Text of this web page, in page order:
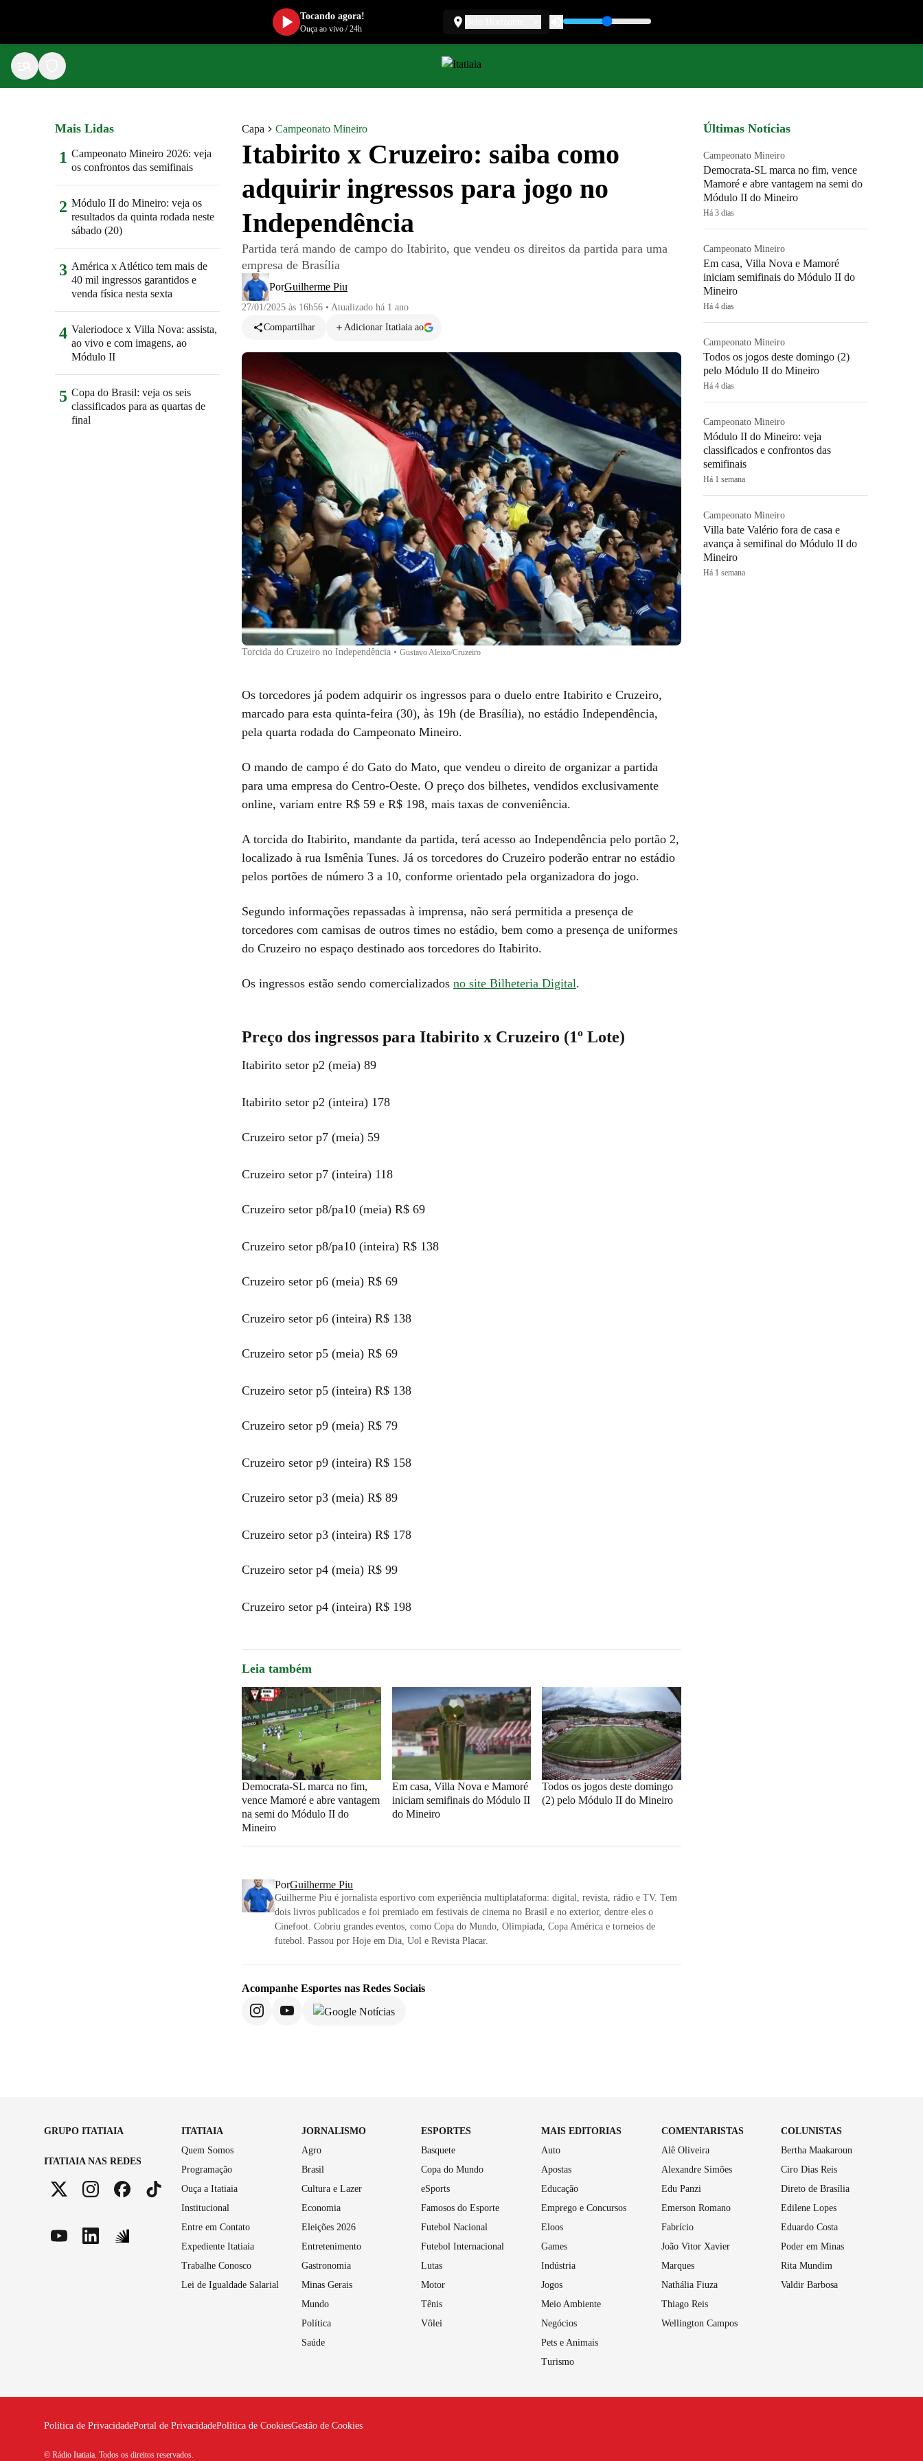
Capa Campeonato Mineiro
Itabirito x Cruzeiro: saiba como
adquirir ingressos para jogo no
Independência
Partida terá mando de campo do Itabirito, que vendeu os direitos da partida para uma
empresa de Brasília
PorGuilherme Piu
27/01/2025 às 16h56 • Atualizado há 1 ano
Compartilhar
Adicionar Itatiaia ao
Torcida do Cruzeiro no Independência • Gustavo Aleixo/Cruzeiro
Os torcedores já podem adquirir os ingressos para o duelo entre Itabirito e Cruzeiro,
marcado para esta quinta-feira (30), às 19h (de Brasília), no estádio Independência,
pela quarta rodada do Campeonato Mineiro.
O mando de campo é do Gato do Mato, que vendeu o direito de organizar a partida
para uma empresa do Centro-Oeste. O preço dos bilhetes, vendidos exclusivamente
online, variam entre R$ 59 e R$ 198, mais taxas de conveniência.
A torcida do Itabirito, mandante da partida, terá acesso ao Independência pelo portão 2,
localizado à rua Ismênia Tunes. Já os torcedores do Cruzeiro poderão entrar no estádio
pelos portões de número 3 a 10, conforme orientado pela organizadora do jogo.
Segundo informações repassadas à imprensa, não será permitida a presença de
torcedores com camisas de outros times no estádio, bem como a presença de uniformes
do Cruzeiro no espaço destinado aos torcedores do Itabirito.
Os ingressos estão sendo comercializados no site Bilheteria Digital.
Preço dos ingressos para Itabirito x Cruzeiro (1º Lote)
Itabirito setor p2 (meia) 89
Itabirito setor p2 (inteira) 178
Cruzeiro setor p7 (meia) 59
Cruzeiro setor p7 (inteira) 118
Cruzeiro setor p8/pa10 (meia) R$ 69
Cruzeiro setor p8/pa10 (inteira) R$ 138
Cruzeiro setor p6 (meia) R$ 69
Cruzeiro setor p6 (inteira) R$ 138
Cruzeiro setor p5 (meia) R$ 69
Cruzeiro setor p5 (inteira) R$ 138
Cruzeiro setor p9 (meia) R$ 79
Cruzeiro setor p9 (inteira) R$ 158
Cruzeiro setor p3 (meia) R$ 89
Cruzeiro setor p3 (inteira) R$ 178
Cruzeiro setor p4 (meia) R$ 99
Cruzeiro setor p4 (inteira) R$ 198
Leia também
Democrata-SL marca no fim,
vence Mamoré e abre vantagem
na semi do Módulo II do
Mineiro
Em casa, Villa Nova e Mamoré
iniciam semifinais do Módulo II
do Mineiro
Todos os jogos deste domingo
(2) pelo Módulo II do Mineiro
PorGuilherme Piu
Guilherme Piu é jornalista esportivo com experiência multiplataforma: digital, revista, rádio e TV. Tem
dois livros publicados e foi premiado em festivais de cinema no Brasil e no exterior, dentre eles o
Cinefoot. Cobriu grandes eventos, como Copa do Mundo, Olimpíada, Copa América e torneios de
futebol. Passou por Hoje em Dia, Uol e Revista Placar.
Acompanhe Esportes nas Redes Sociais
Mais Lidas
1 Campeonato Mineiro 2026: veja
os confrontos das semifinais
2 Módulo II do Mineiro: veja os
resultados da quinta rodada neste
sábado (20)
3 América x Atlético tem mais de
40 mil ingressos garantidos e
venda física nesta sexta
4 Valeriodoce x Villa Nova: assista,
ao vivo e com imagens, ao
Módulo II
5 Copa do Brasil: veja os seis
classificados para as quartas de
final
Últimas Notícias
Campeonato Mineiro
Democrata-SL marca no fim, vence
Mamoré e abre vantagem na semi do
Módulo II do Mineiro
Há 3 dias
Campeonato Mineiro
Em casa, Villa Nova e Mamoré
iniciam semifinais do Módulo II do
Mineiro
Há 4 dias
Campeonato Mineiro
Todos os jogos deste domingo (2)
pelo Módulo II do Mineiro
Há 4 dias
Campeonato Mineiro
Módulo II do Mineiro: veja
classificados e confrontos das
semifinais
Há 1 semana
Campeonato Mineiro
Villa bate Valério fora de casa e
avança à semifinal do Módulo II do
Mineiro
Há 1 semana
GRUPO ITATIAIA
ITATIAIA NAS REDES
ITATIAIA
Quem Somos
Programação
Ouça a Itatiaia
Institucional
Entre em Contato
Expediente Itatiaia
Trabalhe Conosco
Lei de Igualdade Salarial
JORNALISMO
Agro
Brasil
Cultura e Lazer
Economia
Eleições 2026
Entretenimento
Gastronomia
Minas Gerais
Mundo
Política
Saúde
ESPORTES
Basquete
Copa do Mundo
eSports
Famosos do Esporte
Futebol Nacional
Futebol Internacional
Lutas
Motor
Tênis
Vôlei
MAIS EDITORIAS
Auto
Apostas
Educação
Emprego e Concursos
Eloos
Games
Indústria
Jogos
Meio Ambiente
Negócios
Pets e Animais
Turismo
COMENTARISTAS
Alê Oliveira
Alexandre Simões
Edu Panzi
Emerson Romano
Fabrício
João Vitor Xavier
Marques
Nathália Fiuza
Thiago Reis
Wellington Campos
COLUNISTAS
Bertha Maakaroun
Ciro Dias Reis
Direto de Brasília
Edilene Lopes
Eduardo Costa
Poder em Minas
Rita Mundim
Valdir Barbosa
Política de PrivacidadePortal de PrivacidadePolítica de CookiesGestão de Cookies
© Rádio Itatiaia. Todos os direitos reservados.
Tocando agora!
Ouça ao vivo/24h